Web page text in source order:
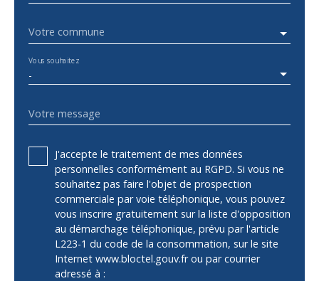
Votre commune
-
Vous souhaitez
Votre message
J'accepte le traitement de mes données
personnelles conformément au RGPD. Si vous ne
souhaitez pas faire l'objet de prospection
commerciale par voie téléphonique, vous pouvez
vous inscrire gratuitement sur la liste d'opposition
au démarchage téléphonique, prévu par l'article
L223-1 du code de la consommation, sur le site
Internet www.bloctel.gouv.fr ou par courrier
adressé à :